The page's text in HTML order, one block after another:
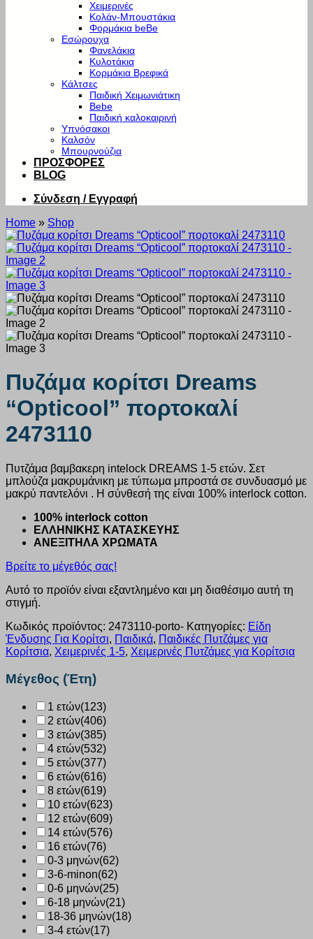
Χειμερινές
Κολάν-Μπουστάκια
Φορμάκια beBe
Εσώρουχα
Φανελάκια
Κυλοτάκια
Κορμάκια Βρεφικά
Κάλτσες
Παιδική Χειμωνιάτικη
Bebe
Παιδική καλοκαιρινή
Υπνόσακοι
Καλσόν
Μπουρνούζια
ΠΡΟΣΦΟΡΕΣ
BLOG
Σύνδεση / Εγγραφή
Home » Shop
Πυζάμα κορίτσι Dreams
“Opticool” πορτοκαλί
2473110
Πυτζάμα βαμβακερη intelock DREAMS 1-5 ετών. Σετ
μπλούζα μακρυμάνικη με τύπωμα μπροστά σε συνδυασμό με
μακρύ παντελόνι . Η σύνθεσή της είναι 100% interlock cotton.
100% interlock cotton
ΕΛΛΗΝΙΚΗΣ ΚΑΤΑΣΚΕΥΗΣ
ΑΝΕΞΙΤΗΛΑ ΧΡΩΜΑΤΑ
Βρείτε το μέγεθός σας!
Αυτό το προϊόν είναι εξαντλημένο και μη διαθέσιμο αυτή τη
στιγμή.
Κωδικός προϊόντος: 2473110-porto- Κατηγορίες: Είδη
Ένδυσης Για Κορίτσι, Παιδικά, Παιδικές Πυτζάμες για
Κορίτσια, Χειμερινές 1-5, Χειμερινές Πυτζάμες για Κορίτσια
Μέγεθος (Έτη)
1 ετών(123)
2 ετών(406)
3 ετών(385)
4 ετών(532)
5 ετών(377)
6 ετών(616)
8 ετών(619)
10 ετών(623)
12 ετών(609)
14 ετών(576)
16 ετών(76)
0-3 μηνών(62)
3-6-minon(62)
0-6 μηνών(25)
6-18 μηνών(21)
18-36 μηνών(18)
3-4 ετών(17)